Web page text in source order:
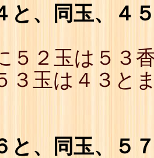
と、同玉、４
５２玉は５３
３玉は４３と
と、同玉、５